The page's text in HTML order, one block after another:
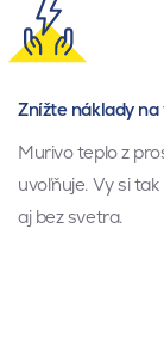
Znížte náklady
Murivo teplo z
uvoľňuje. Vy si
aj bez svetra.